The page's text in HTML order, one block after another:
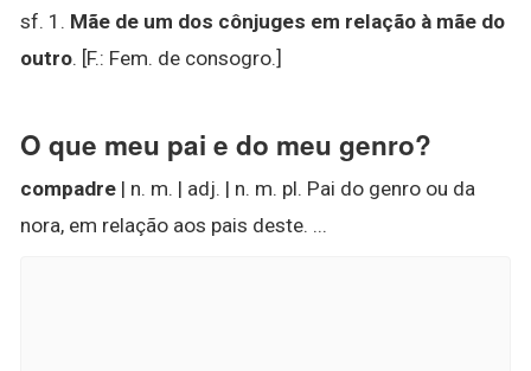
sf. 1. Mãe de um dos cônjuges em relação à mãe do
outro. [F.: Fem. de consogro.]
O que meu pai e do meu genro?
compadre | n. m. | adj. | n. m. pl. Pai do genro ou da
nora, em relação aos pais deste. ...